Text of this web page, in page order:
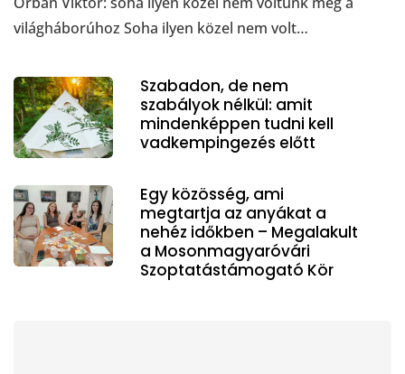
világháborúhoz Soha ilyen közel nem volt…
Szabadon, de nem
szabályok nélkül: amit
mindenképpen tudni kell
vadkempingezés előtt
Egy közösség, ami
megtartja az anyákat a
nehéz időkben – Megalakult
a Mosonmagyaróvári
Szoptatástámogató Kör